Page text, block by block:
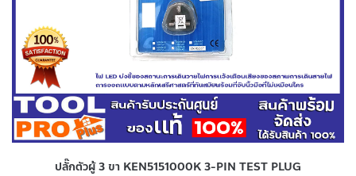
ปลั๊กตัวผู้ 3 ขา KEN5151000K 3-PIN TEST PLUG